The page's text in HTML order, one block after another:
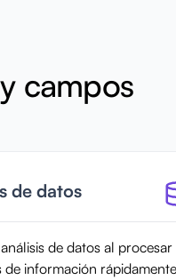
campos
de datos
de datos al procesar
información